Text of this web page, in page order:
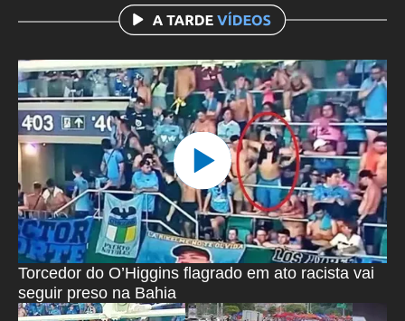
Torcedor do O’Higgins flagrado em ato racista vai
seguir preso na Bahia